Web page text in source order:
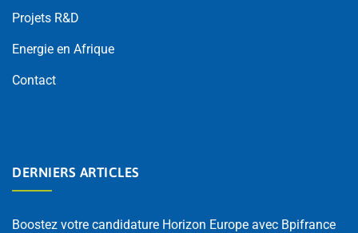
Projets R&D
Energie en Afrique
Contact
DERNIERS ARTICLES
Boostez votre candidature Horizon Europe avec Bpifrance